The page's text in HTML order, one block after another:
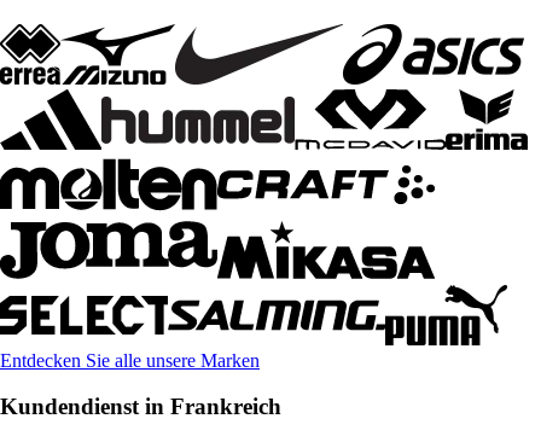
Entdecken Sie alle unsere Marken
Kundendienst in Frankreich